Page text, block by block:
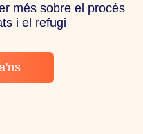
més sobre el procés
i el refugi